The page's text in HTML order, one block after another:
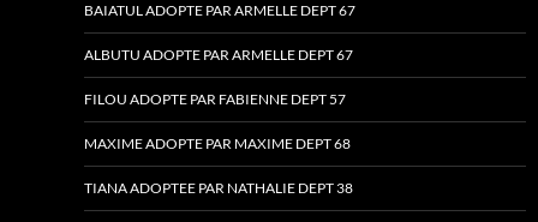
BAIATUL ADOPTE PAR ARMELLE DEPT 67
ALBUTU ADOPTE PAR ARMELLE DEPT 67
FILOU ADOPTE PAR FABIENNE DEPT 57
MAXIME ADOPTE PAR MAXIME DEPT 68
TIANA ADOPTEE PAR NATHALIE DEPT 38